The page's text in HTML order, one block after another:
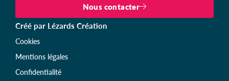
Nous contacter
Créé par Lézards Création
Cookies
Mentions légales
Confidentialité